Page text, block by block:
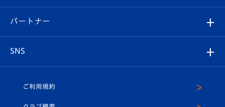
メディア
ホームタウン
マスコット紹介
ヴィヴィくんの長崎おもてなしガイド
スタジアムグルメ
V-LOVERS（ファンクラブ）
プレイヤーズスイート
店舗情報
育成からのお知らせ
U-18
パートナー
SNS
ヴィヴィくんインスタグラム
ご利用規約